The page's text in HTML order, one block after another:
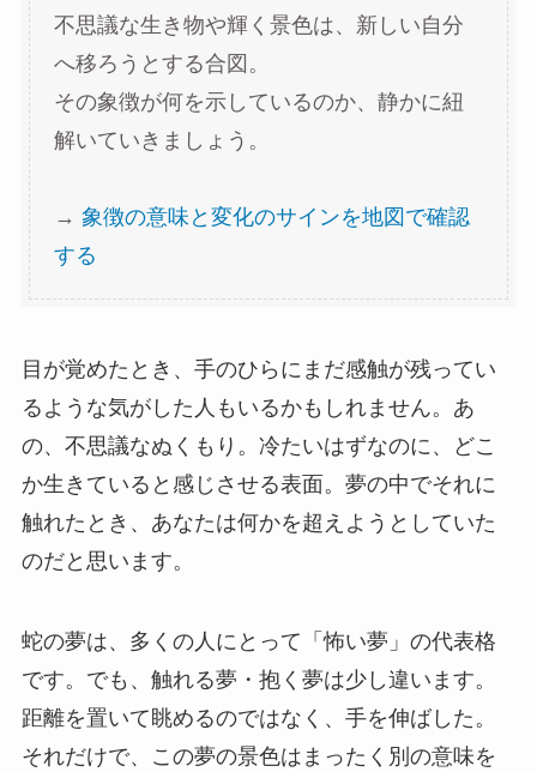
不思議な生き物や輝く景色は、新しい自分
へ移ろうとする合図。
その象徴が何を示しているのか、静かに紐
解いていきましょう。
→ 象徴の意味と変化のサインを地図で確認
する
目が覚めたとき、手のひらにまだ感触が残ってい
るような気がした人もいるかもしれません。あ
の、不思議なぬくもり。冷たいはずなのに、どこ
か生きていると感じさせる表面。夢の中でそれに
触れたとき、あなたは何かを超えようとしていた
のだと思います。
蛇の夢は、多くの人にとって「怖い夢」の代表格
です。でも、触れる夢・抱く夢は少し違います。
距離を置いて眺めるのではなく、手を伸ばした。
それだけで、この夢の景色はまったく別の意味を